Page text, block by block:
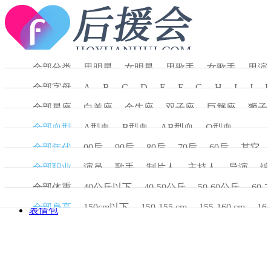
搜索
首页
明星资讯
明星图片
明星资讯
表情包
全部分类 男明星 女明星 男歌手 女歌手
男演
全部字母
A B C D E F G H I J
全部星座
白羊座 金牛座 双子座 巨蟹座
狮子
全部血型
A型血 B型血 AB型血
O型血
全部年代
00后 90后 80后 70后 60后
其它
全部职业
演员 歌手 制片人 主持人 导演
全部体重
40公斤以下 40-50公斤 50-60公斤
60-
全部身高
150cm以下 150-155 cm 155-160 cm